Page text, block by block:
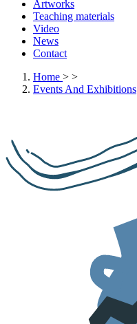
Artworks
Teaching materials
Video
News
Contact
Home > >
Events And Exhibitions